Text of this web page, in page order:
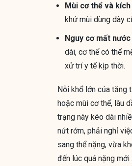
Mùi cơ thể và
khử mùi dùng dày
Nguy cơ mất
dài, cơ thể có thể
xử trí y tế kịp thời.
Nỗi khổ lớn của tăng
hoặc mùi cơ thể, lâu
trạng này kéo dài
nứt rớm, phải nghỉ
sang thể nặng, vừa
đến lúc quá nặng